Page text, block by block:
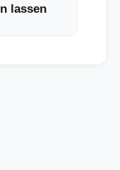
lassen